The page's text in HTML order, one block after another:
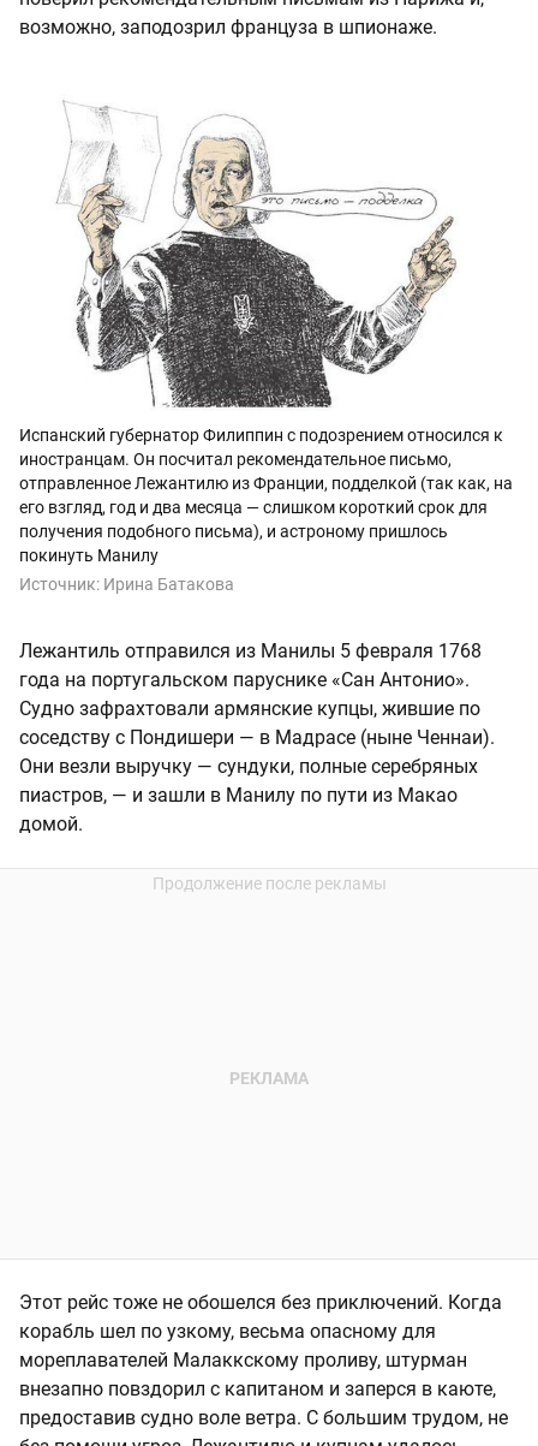
возможно, заподозрил француза в шпионаже.
Испанский губернатор Филиппин с подозрением относился к
иностранцам. Он посчитал рекомендательное письмо,
отправленное Лежантилю из Франции, подделкой (так как, на
его взгляд, год и два месяца — слишком короткий срок для
получения подобного письма), и астроному пришлось
покинуть Манилу
Источник: Ирина Батакова
Лежантиль отправился из Манилы 5 февраля 1768
года на португальском паруснике «Сан Антонио».
Судно зафрахтовали армянские купцы, жившие по
соседству с Пондишери — в Мадрасе (ныне Ченнаи).
Они везли выручку — сундуки, полные серебряных
пиастров, — и зашли в Манилу по пути из Макао
домой.
Этот рейс тоже не обошелся без приключений. Когда
корабль шел по узкому, весьма опасному для
мореплавателей Малаккскому проливу, штурман
внезапно повздорил с капитаном и заперся в каюте,
предоставив судно воле ветра. С большим трудом, не